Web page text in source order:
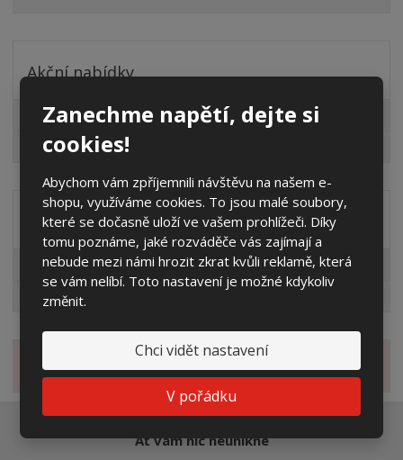
Zanechme napětí, dejte si
cookies!
Abychom vám zpříjemnili návštěvu na našem e-
shopu, využíváme cookies. To jsou malé soubory,
které se dočasně uloží ve vašem prohlížeči. Díky
tomu poznáme, jaké rozváděče vás zajímají a
nebude mezi námi hrozit zkrat kvůli reklamě, která
se vám nelíbí. Toto nastavení je možné kdykoliv
změnit.
Chci vidět nastavení
V pořádku
Akční nabídky
Pro fotovoltaiky
Výprodej
Distribuční společnost
EG.D
ČEZ
Novinky
Ať vám nic neunikne